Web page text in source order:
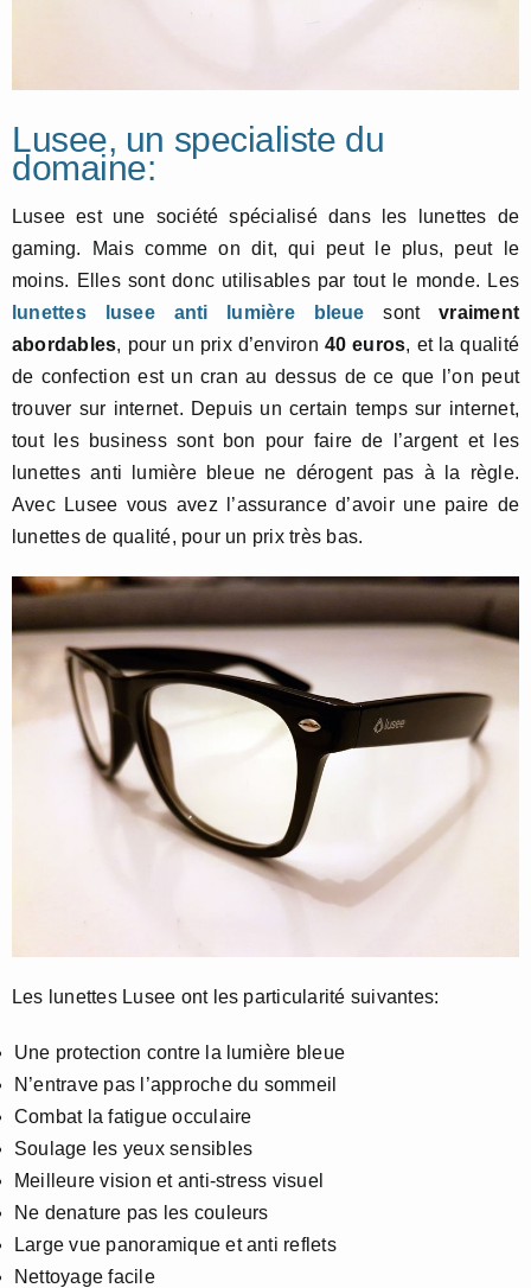
Lusee, un specialiste du
domaine:
Lusee est une société spécialisé dans les lunettes de
gaming. Mais comme on dit, qui peut le plus, peut le
moins. Elles sont donc utilisables par tout le monde. Les
lunettes lusee anti lumière bleue sontvraiment
abordables, pour un prix d’environ 40 euros, et la qualité
de confection est un cran au dessus de ce que l’on peut
trouver sur internet. Depuis un certain temps sur internet,
tout les business sont bon pour faire de l’argent et les
lunettes anti lumière bleue ne dérogent pas à la règle.
Avec Lusee vous avez l’assurance d’avoir une paire de
lunettes de qualité, pour un prix très bas.
Les lunettes Lusee ont les particularité suivantes:
Une protection contre la lumière bleue
N’entrave pas l’approche du sommeil
Combat la fatigue occulaire
Soulage les yeux sensibles
Meilleure vision et anti-stress visuel
Ne denature pas les couleurs
Large vue panoramique et anti reflets
Nettoyage facile